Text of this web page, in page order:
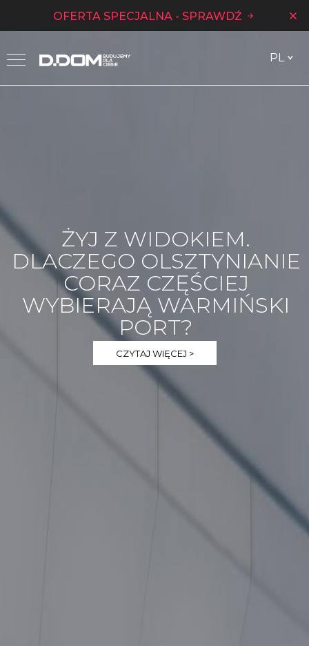
OFERTA SPECJALNA - SPRAWDŹ
PL
ŻYJ Z WIDOKIEM.
DLACZEGO OLSZTYNIANIE
CORAZ CZĘŚCIEJ
WYBIERAJĄ WARMIŃSKI
PORT?
CZYTAJ WIĘCEJ >